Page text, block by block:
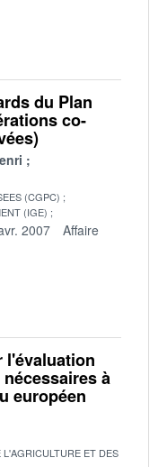
du Plan
co-
(CGPC)
(IGE)
2007
Affaire
l'évaluation
à
européen
ET DES